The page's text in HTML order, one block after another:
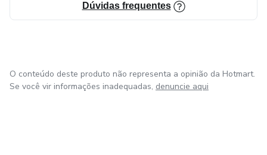
Dúvidas frequentes
O conteúdo deste produto não representa a opinião da Hotmart.
Se você vir informações inadequadas, denuncie aqui